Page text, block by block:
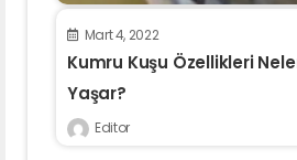
Mart 4, 2022
Kumru Kuşu Özellikleri
Yaşar?
Editor